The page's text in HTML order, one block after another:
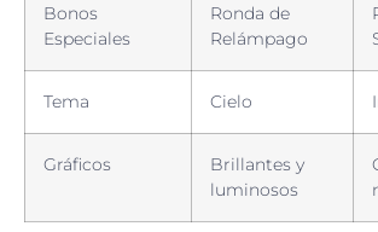
Bonos
Especiales
Ronda de
Relámpago
Tema Cielo
Gráficos
Brillantes y
luminosos